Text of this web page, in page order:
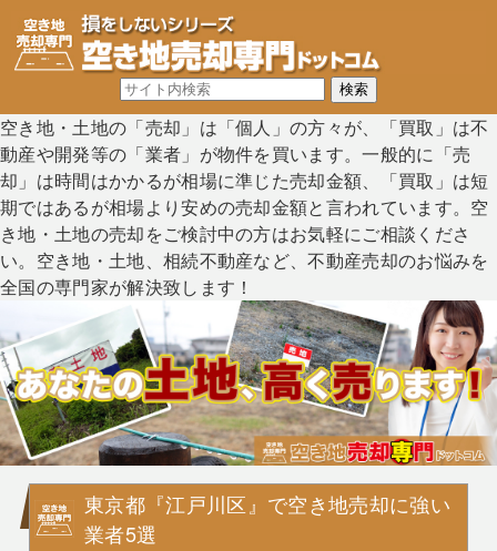
空き地・土地の「売却」は「個人」の方々が、「買取」は不
動産や開発等の「業者」が物件を買います。一般的に「売
却」は時間はかかるが相場に準じた売却金額、「買取」は短
期ではあるが相場より安めの売却金額と言われています。空
き地・土地の売却をご検討中の方はお気軽にご相談くださ
い。空き地・土地、相続不動産など、不動産売却のお悩みを
全国の専門家が解決致します！
東京都『江戸川区』で空き地売却に強い
業者5選